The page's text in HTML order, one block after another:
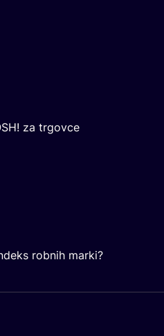
za trgovce
robnih marki?